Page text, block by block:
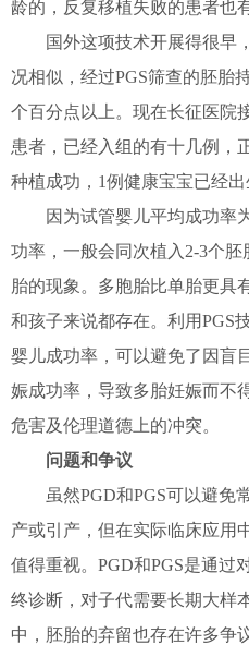
龄的，反复移植失败的患者也
国外这项技术开展得很早
况相似，经过PGS筛查的胚胎
个百分点以上。现在长征医院
患者，已经入组的有十几例，
种植成功，1例健康宝宝已经出
因为试管婴儿平均成功率为
功率，一般会同次植入2-3个
胎的现象。多胞胎比单胎更具
和孩子来说都存在。利用PGS
婴儿成功率，可以避免了因盲
娠成功率，导致多胎妊娠而不
危害及伦理道德上的冲突。
问题和争议
虽然PGD和PGS可以避免
产或引产，但在实际临床应用
值得重视。PGD和PGS是通过
终诊断，对子代需要长期大样
中，胚胎的弃留也存在许多争